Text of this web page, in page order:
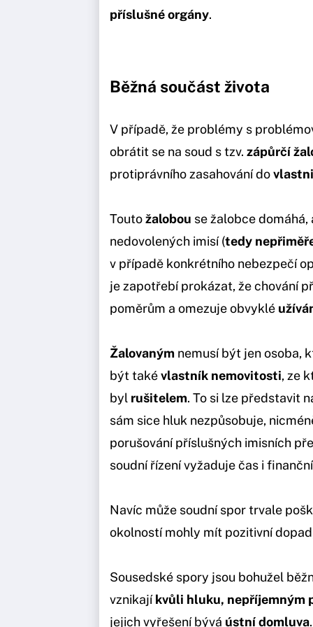
příslušné orgány.
Běžná součást života
V případě, že problémy s
obrátit se na soud s tzv. zápůrčí
protiprávního zasahování do
Toutožalobou se žalobce
nedovolených imisí (tedy
v případě konkrétního nebezpečí
je zapotřebí prokázat, že chování
poměrům a omezuje obvyklé
Žalovaným nemusí být jen osoba,
být takévlastník nemovitosti, ze
byl rušitelem. To si lze představit
sám sice hluk nezpůsobuje,
porušování příslušných imisních
soudní řízení vyžaduje čas i
Navíc může soudní spor trvale
okolností mohly mít pozitivní
Sousedské spory jsou bohužel
vznikajíkvůli hluku, nepříjemným
jejich vyřešení bývá ústní domluva